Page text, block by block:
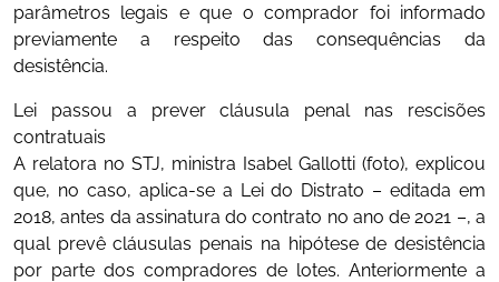
parâmetros legais e que o comprador foi informado
previamente a respeito das consequências da
desistência.
Lei passou a prever cláusula penal nas rescisões
contratuais
A relatora no STJ, ministra Isabel Gallotti (foto), explicou
que, no caso, aplica-se a Lei do Distrato – editada em
2018, antes da assinatura do contrato no ano de 2021 –, a
qual prevê cláusulas penais na hipótese de desistência
por parte dos compradores de lotes. Anteriormente a